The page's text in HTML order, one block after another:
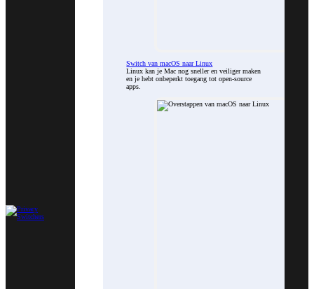
Switch van macOS naar Linux
Linux kan je Mac nog sneller en veiliger maken
en je hebt onbeperkt toegang tot open-source
apps.